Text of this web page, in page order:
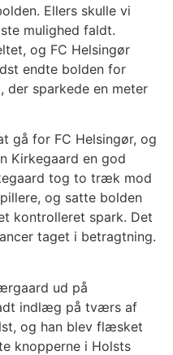
Ellers skulle vi
mulighed faldt.
og FC Helsingør
endte bolden for
der sparkede en meter
gå for FC Helsingør, og
Kirkegaard en god
tog to træk mod
og satte bolden
kontrolleret spark. Det
taget i betragtning.
ud på
indlæg på tværs af
og han blev flæsket
knopperne i Holsts